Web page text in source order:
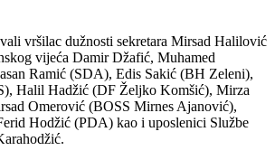
vršilac dužnosti sekretara Mirsad Halilović
vijeća Damir Džafić, Muhamed
Ramić (SDA), Edis Sakić (BH Zeleni),
Halil Hadžić (DF Željko Komšić), Mirza
Omerović (BOSS Mirnes Ajanović),
Hodžić (PDA) kao i uposlenici Službe